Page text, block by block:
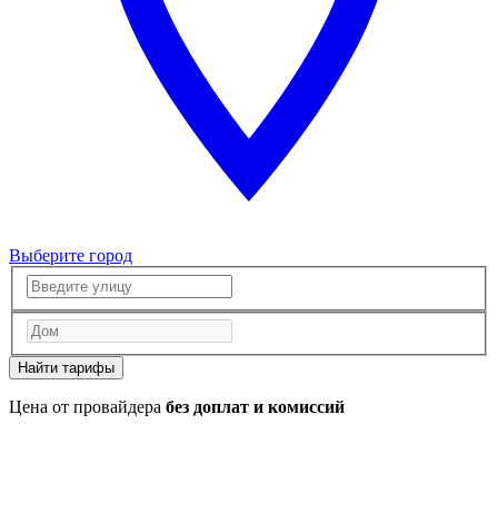
Выберите город
Найти тарифы
Цена от провайдера без доплат и комиссий